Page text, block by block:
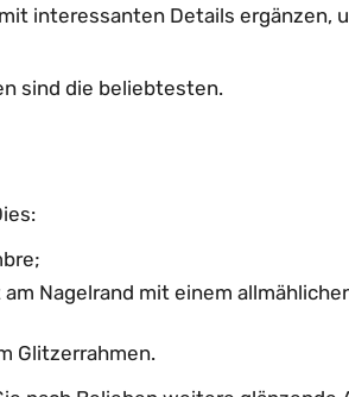
interessanten Details ergänzen,
sind die beliebtesten.
Nagelrand mit einem
Glitzerrahmen.